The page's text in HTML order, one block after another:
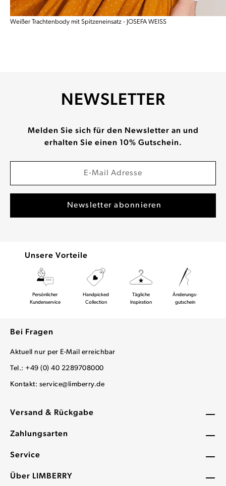
Weißer Trachtenbody mit Spitzeneinsatz - JOSEFA WEISS
Versand & Rückgabe
Zahlungsarten
Service
Über LIMBERRY
NEWSLETTER
Melden Sie sich für den Newsletter an und
erhalten Sie einen 10% Gutschein.
Unsere Vorteile
Persönlicher
Kundenservice
Handpicked
Collection
Tägliche
Inspiration
Änderungs-
gutschein
Bei Fragen
Aktuell nur per E-Mail erreichbar
Tel.: +49 (0) 40 2289708000
Kontakt: service@limberry.de